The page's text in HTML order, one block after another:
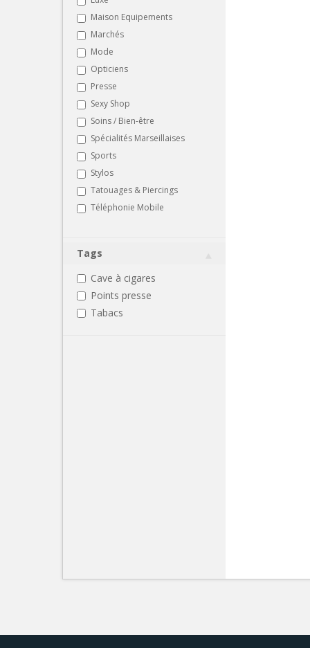
Maison Equipements
Marchés
Mode
Opticiens
Presse
Sexy Shop
Soins / Bien-être
Spécialités Marseillaises
Sports
Stylos
Tatouages & Piercings
Téléphonie Mobile
Tags
Cave à cigares
Points presse
Tabacs